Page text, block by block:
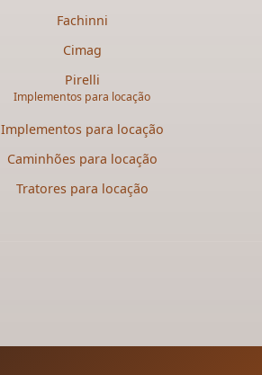
Fachinni
Cimag
Pirelli
Implementos para locação
Implementos para locação
Caminhões para locação​
Tratores para locação​